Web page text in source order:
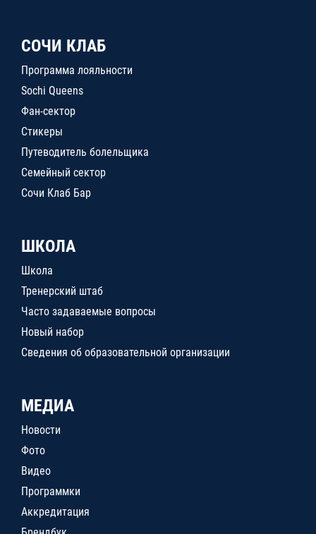
СОЧИ КЛАБ
Программа лояльности
Sochi Queens
Фан-сектор
Стикеры
Путеводитель болельщика
Семейный сектор
Сочи Клаб Бар
ШКОЛА
Школа
Тренерский штаб
Часто задаваемые вопросы
Новый набор
Сведения об образовательной организации
МЕДИА
Новости
Фото
Видео
Программки
Аккредитация